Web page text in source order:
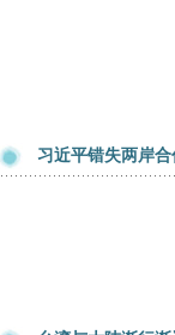
习近平错失两岸